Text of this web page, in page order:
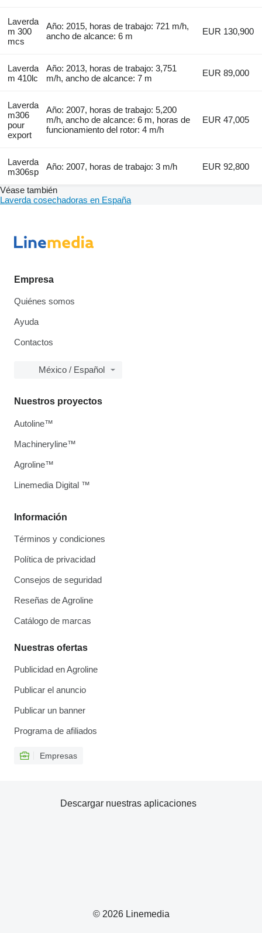
Laverda
m 300
mcs
Año: 2015, horas de trabajo: 721 m/h,
ancho de alcance: 6 m
EUR 130,900
Laverda
m 410lc
Año: 2013, horas de trabajo: 3,751
m/h, ancho de alcance: 7 m
EUR 89,000
Laverda
m306
pour
export
Año: 2007, horas de trabajo: 5,200
m/h, ancho de alcance: 6 m, horas de
funcionamiento del rotor: 4 m/h
EUR 47,005
Laverda
m306sp
Año: 2007, horas de trabajo: 3 m/h EUR 92,800
Véase también
Laverda cosechadoras en España
Empresa
Quiénes somos
Ayuda
Contactos
México / Español
Información
Términos y condiciones
Política de privacidad
Consejos de seguridad
Reseñas de Agroline
Catálogo de marcas
Nuestras ofertas
Publicidad en Agroline
Publicar el anuncio
Publicar un banner
Programa de afiliados
Empresas
Nuestros proyectos
Autoline™
Machineryline™
Agroline™
Linemedia Digital ™
© 2026 Linemedia
Descargar nuestras aplicaciones